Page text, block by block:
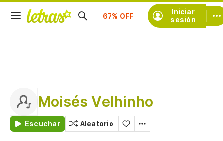
Iniciar
sesión
Suscríbete
Moisés Velhinho
Escuchar Aleatorio